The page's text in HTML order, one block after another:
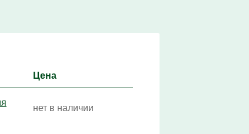
Цена
нет в наличии